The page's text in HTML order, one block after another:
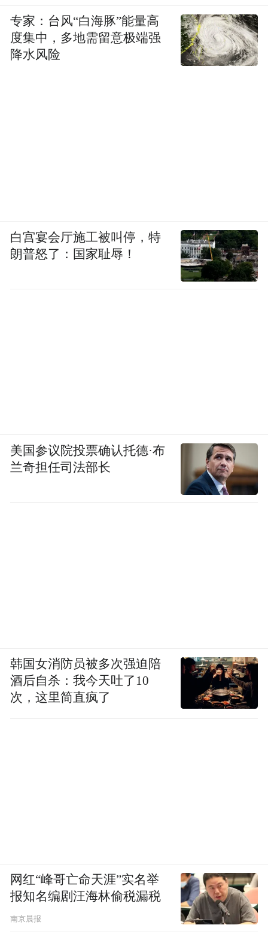
专家：台风“白海豚”能量高
度集中，多地需留意极端强
降水风险
白宫宴会厅施工被叫停，特
朗普怒了：国家耻辱！
美国参议院投票确认托德·布
兰奇担任司法部长
韩国女消防员被多次强迫陪
酒后自杀：我今天吐了10
次，这里简直疯了
网红“峰哥亡命天涯”实名举
报知名编剧汪海林偷税漏税
南京晨报